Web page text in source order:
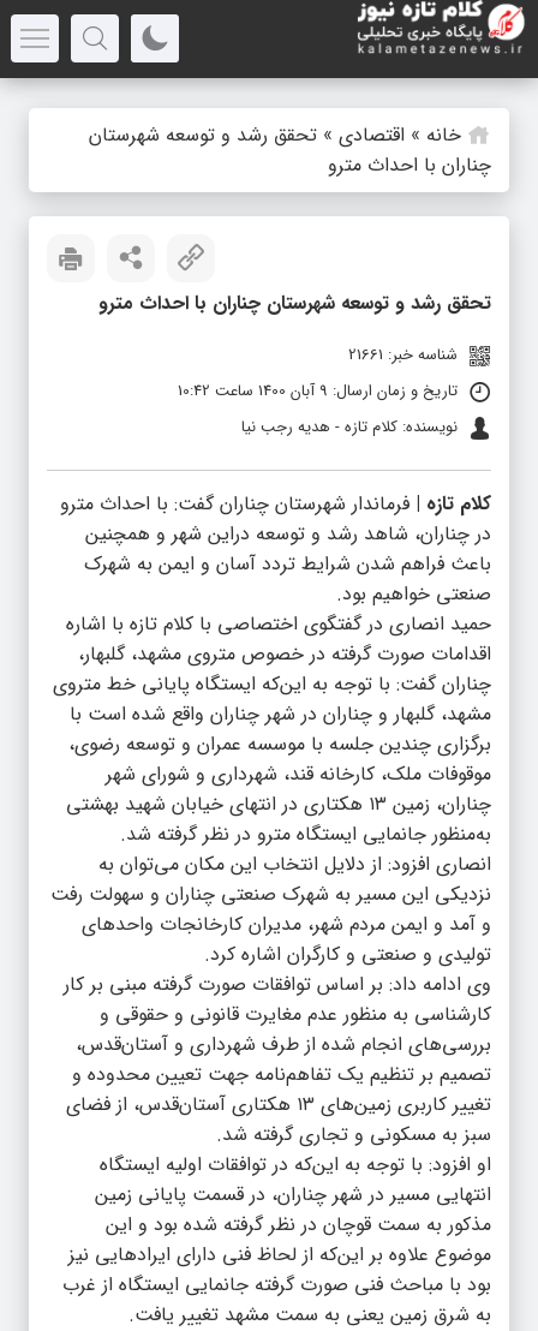
خانه » اقتصادی » تحقق رشد و توسعه شهرستان
چناران با احداث مترو
تحقق رشد و توسعه شهرستان چناران با احداث مترو
شناسه خبر: 21661
تاریخ و زمان ارسال: 9 آبان 1400 ساعت 10:42
نویسنده: کلام تازه - هدیه رجب نیا
کلام تازه | فرماندار شهرستان چناران گفت: با احداث مترو
در چناران، شاهد رشد و توسعه دراین شهر و همچنین
باعث فراهم شدن شرایط تردد آسان و ایمن به شهرک
صنعتی خواهیم بود.
حمید انصاری در گفتگوی اختصاصی با کلام تازه با اشاره
اقدامات صورت گرفته در خصوص متروی مشهد، گلبهار،
چناران گفت: با توجه به این‌که ایستگاه پایانی خط متروی
مشهد، گلبهار و چناران در شهر چناران واقع شده است با
برگزاری چندین جلسه با موسسه عمران و توسعه رضوی،
موقوفات ملک، کارخانه قند، شهرداری و شورای شهر
چناران، زمین ۱۳ هکتاری در انتهای خیابان شهید بهشتی
به‌منظور جانمایی ایستگاه مترو در نظر گرفته شد.
انصاری افزود: از دلایل انتخاب این مکان می‌توان به
نزدیکی این مسیر به شهرک صنعتی چناران و سهولت رفت
و آمد و ایمن مردم شهر، مدیران کارخانجات واحدهای
تولیدی و صنعتی و کارگران اشاره کرد.
وی ادامه داد: بر اساس توافقات صورت گرفته مبنی بر کار
کارشناسی به منظور عدم مغایرت قانونی و حقوقی و
بررسی‌های انجام شده از طرف شهرداری و آستان‌قدس،
تصمیم بر تنظیم یک تفاهم‌نامه جهت تعیین محدوده و
تغییر کاربری زمین‌های ۱۳ هکتاری آستان‌قدس، از فضای
سبز به مسکونی و تجاری گرفته شد.
او افزود: با توجه به این‌که در توافقات اولیه ایستگاه
انتهایی مسیر در شهر چناران، در قسمت پایانی زمین
مذکور به سمت قوچان در نظر گرفته شده بود و این
موضوع علاوه بر این‌که از لحاظ فنی دارای ایرادهایی نیز
بود با مباحث فنی صورت گرفته جانمایی ایستگاه از غرب
به شرق زمین یعنی به سمت مشهد تغییر یافت.